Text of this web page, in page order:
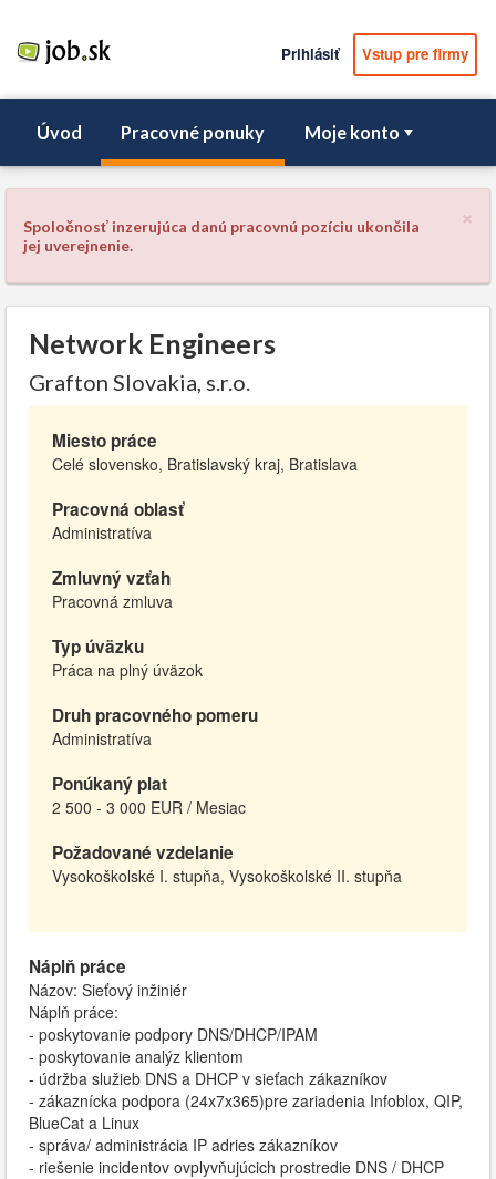
Prihlásiť Vstup pre firmy
Úvod Pracovné ponuky Moje konto
×
Spoločnosť inzerujúca danú pracovnú pozíciu ukončila
jej uverejnenie.
Network Engineers
Grafton Slovakia, s.r.o.
Miesto práce
Celé slovensko, Bratislavský kraj, Bratislava
Pracovná oblasť
Administratíva
Zmluvný vzťah
Pracovná zmluva
Typ úväzku
Práca na plný úväzok
Druh pracovného pomeru
Administratíva
Ponúkaný plat
2 500 - 3 000 EUR / Mesiac
Požadované vzdelanie
Vysokoškolské I. stupňa, Vysokoškolské II. stupňa
Náplň práce
Názov: Sieťový inžiniér
Náplň práce:
- poskytovanie podpory DNS/DHCP/IPAM
- poskytovanie analýz klientom
- údržba služieb DNS a DHCP v sieťach zákazníkov
- zákaznícka podpora (24x7x365)pre zariadenia Infoblox, QIP,
BlueCat a Linux
- správa/ administrácia IP adries zákazníkov
- riešenie incidentov ovplyvňujúcich prostredie DNS / DHCP